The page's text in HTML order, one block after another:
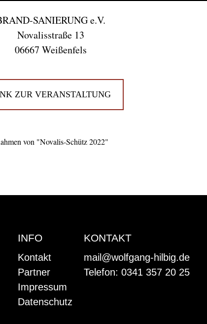
SANIERUNG e.V.
Novalisstraße 13
06667 Weißenfels
ZUR VERANSTALTUNG
von "Novalis-Schütz 2022"
INFO
Kontakt
Partner
Impressum
Datenschutz
KONTAKT
mail@wolfgang-hilbig.de
Telefon: 0341 357 20 25